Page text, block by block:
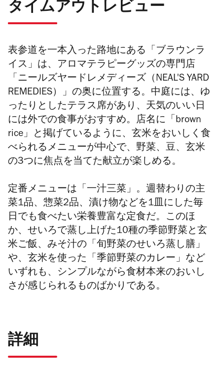
タイムアウトレビュー
表参道を一本入った路地にある「ブラウンラ
イス」は、アロマテラピーグッズの専門店
「ニールズヤードレメディーズ（NEAL'S YARD
REMEDIES）」の奥に位置する。中庭には、ゆ
ったりとしたテラス席があり、天気のいい日
には外での食事がおすすめ。店名に「brown
rice」と掲げているように、玄米をおいしく食
べられるメニューが中心で、野菜、豆、玄米
の3つに焦点を当てた献立が楽しめる。
定番メニューは「一汁三菜」。週替わりの主
菜1品、惣菜2品、漬け物などを1皿にした毎
日でも食べたい栄養豊富な定食だ。このほ
か、せいろで蒸し上げた10種の季節野菜と玄
米ご飯、みそ汁の「旬野菜のせいろ蒸し膳」
や、玄米を使った「季節野菜のカレー」など
いずれも、シンプルながら食材本来のおいし
さが感じられるものばかりである。
詳細